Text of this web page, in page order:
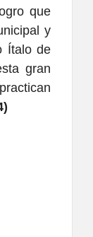
que
y
Ítalo de
gran